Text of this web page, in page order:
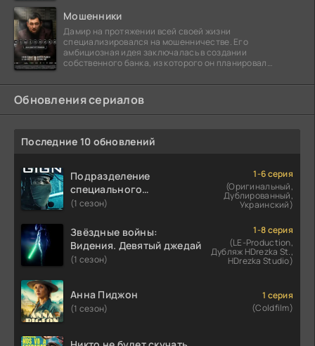
Мошенники
Дамир на протяжении всей своей жизни
специализировался на мошенничестве. Его
амбициозная идея заключалась в создании
собственного банка, из которого он планировал
Обновления сериалов
Последние 10 обновлений
Подразделение
специального
назначения
(1 сезон)
1-6 серия
(Оригинальный,
Дублированный,
Украинский)
Звёздные войны:
Видения. Девятый джедай
(1 сезон)
1-8 серия
(LE-Production,
Дубляж HDrezka St.,
HDrezka Studio)
Анна Пиджон
(1 сезон)
1 серия
(Coldfilm)